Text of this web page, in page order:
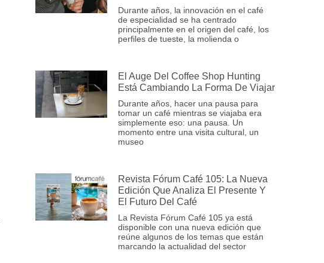
Durante años, la innovación en el café
de especialidad se ha centrado
principalmente en el origen del café, los
perfiles de tueste, la molienda o
El Auge Del Coffee Shop Hunting
Está Cambiando La Forma De Viajar
Durante años, hacer una pausa para
tomar un café mientras se viajaba era
simplemente eso: una pausa. Un
momento entre una visita cultural, un
museo
Revista Fórum Café 105: La Nueva
Edición Que Analiza El Presente Y
El Futuro Del Café
La Revista Fórum Café 105 ya está
disponible con una nueva edición que
reúne algunos de los temas que están
marcando la actualidad del sector